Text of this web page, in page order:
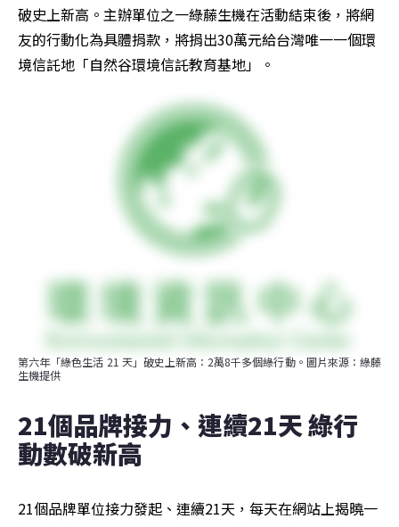
破史上新高。主辦單位之一綠藤生機在活動結束後，將網
友的行動化為具體捐款，將捐出30萬元給台灣唯一一個環
境信託地「自然谷環境信託教育基地」。
第六年「綠色生活 21 天」破史上新高：2萬8千多個綠行動。圖片來源：綠藤
生機提供
21個品牌接力、連續21天 綠行
動數破新高
21個品牌單位接力發起、連續21天，每天在網站上揭曉一